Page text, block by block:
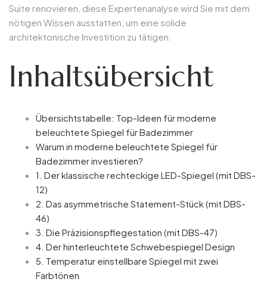
Suite renovieren, diese Expertenanalyse wird Sie mit dem
nötigen Wissen ausstatten, um eine solide
architektonische Investition zu tätigen.
Inhaltsübersicht
Übersichtstabelle: Top-Ideen für moderne
beleuchtete Spiegel für Badezimmer
Warum in moderne beleuchtete Spiegel für
Badezimmer investieren?
1. Der klassische rechteckige LED-Spiegel (mit DBS-
12)
2. Das asymmetrische Statement-Stück (mit DBS-
46)
3. Die Präzisionspflegestation (mit DBS-47)
4. Der hinterleuchtete Schwebespiegel Design
5. Temperatur einstellbare Spiegel mit zwei
Farbtönen